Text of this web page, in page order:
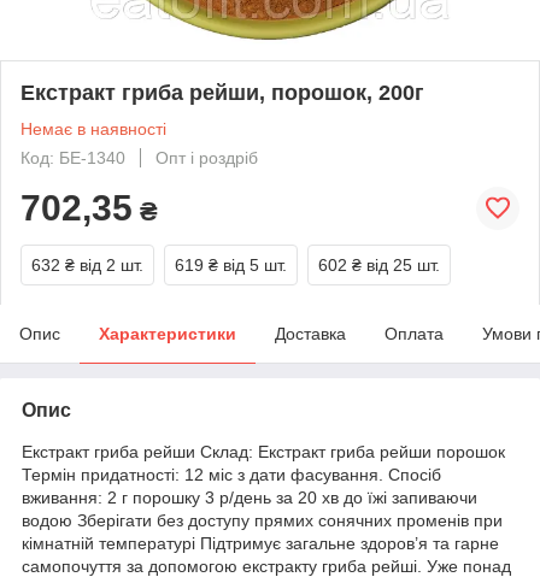
Eкстракт гриба рейши, порошок, 200г
Немає в наявності
Код: БЕ-1340
Опт і роздріб
702,35 ₴
632 ₴ від 2 шт. 619 ₴ від 5 шт. 602 ₴ від 25 шт.
Опис Характеристики Доставка Оплата Умови
Опис
Eкстракт гриба рейши Склад: Eкстракт гриба рейши порошок
Термін придатності: 12 міс з дати фасування. Спосіб
вживання: 2 г порошку 3 р/день за 20 хв до їжі запиваючи
водою Зберігати без доступу прямих сонячних променів при
кімнатній температурі Підтримує загальне здоров’я та гарне
самопочуття за допомогою екстракту гриба рейші. Уже понад